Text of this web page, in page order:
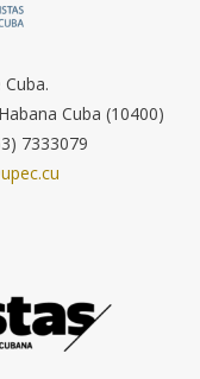
Cuba (10400)
7333079